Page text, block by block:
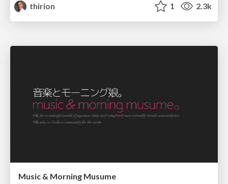
thirion
1 2.3k
Music & Morning Musume